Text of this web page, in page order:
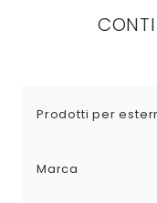
Prodotti per
Marca